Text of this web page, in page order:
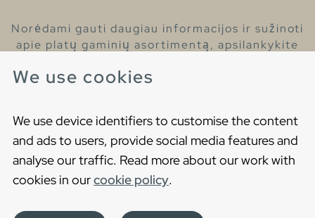
We use cookies
We use device identifiers to customise the content
and ads to users, provide social media features and
analyse our traffic. Read more about our work with
cookies in ourcookie policy.
Norėdami gauti daugiau informacijos ir sužinoti
apie platų gaminių asortimentą, apsilankykite